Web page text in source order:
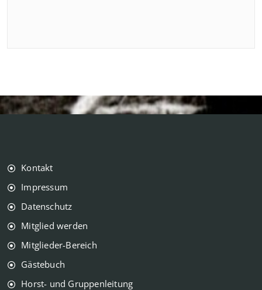
Kontakt
Impressum
Datenschutz
Mitglied werden
Mitglieder-Bereich
Gästebuch
Horst- und Gruppenleitung